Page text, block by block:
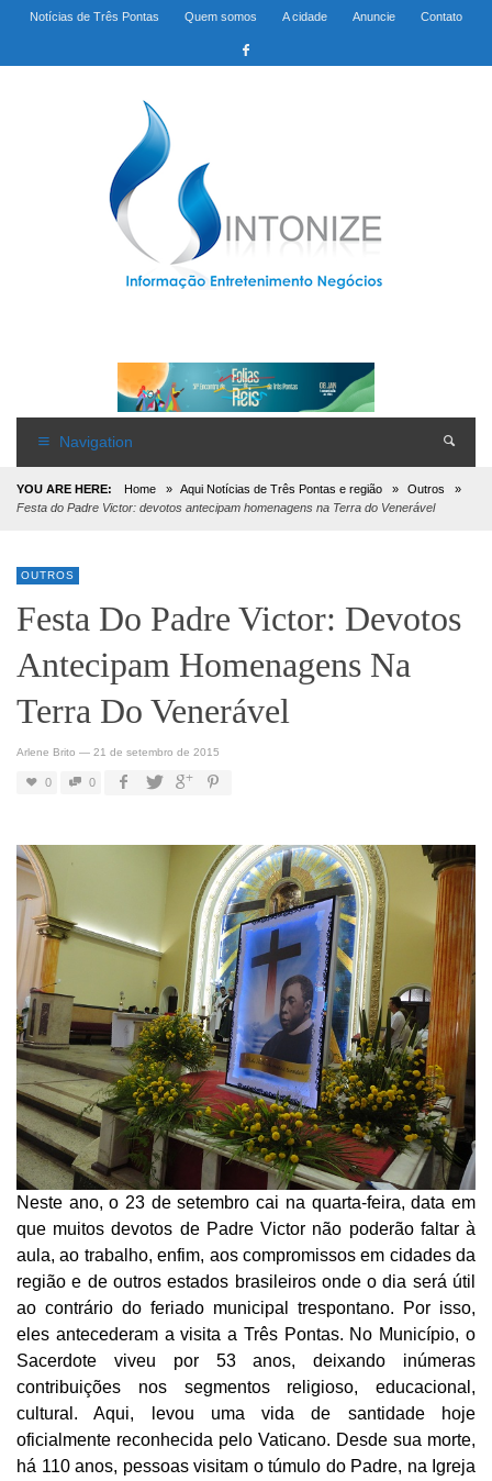
Notícias de Três Pontas Quem somos A cidade Anuncie Contato
Navigation
YOU ARE HERE: Home » Aqui Notícias de Três Pontas e região » Outros
»
Festa do Padre Victor: devotos antecipam homenagens na Terra do Venerável
OUTROS
Festa Do Padre Victor: Devotos
Antecipam Homenagens Na
Terra Do Venerável
Arlene Brito — 21 de setembro de 2015
0 0
Neste ano, o 23 de setembro cai na quarta-feira, data em
que muitos devotos de Padre Victor não poderão faltar à
aula, ao trabalho, enfim, aos compromissos em cidades da
região e de outros estados brasileiros onde o dia será útil
ao contrário do feriado municipal trespontano. Por isso,
eles antecederam a visita a Três Pontas. No Município, o
Sacerdote viveu por 53 anos, deixando inúmeras
contribuições nos segmentos religioso, educacional,
cultural. Aqui, levou uma vida de santidade hoje
oficialmente reconhecida pelo Vaticano. Desde sua morte,
há 110 anos, pessoas visitam o túmulo do Padre, na Igreja